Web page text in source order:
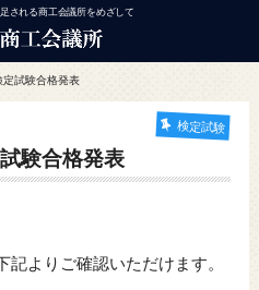
される商工会議所をめざして
試験合格発表
検定試験
験合格発表
記よりご確認いただけます。